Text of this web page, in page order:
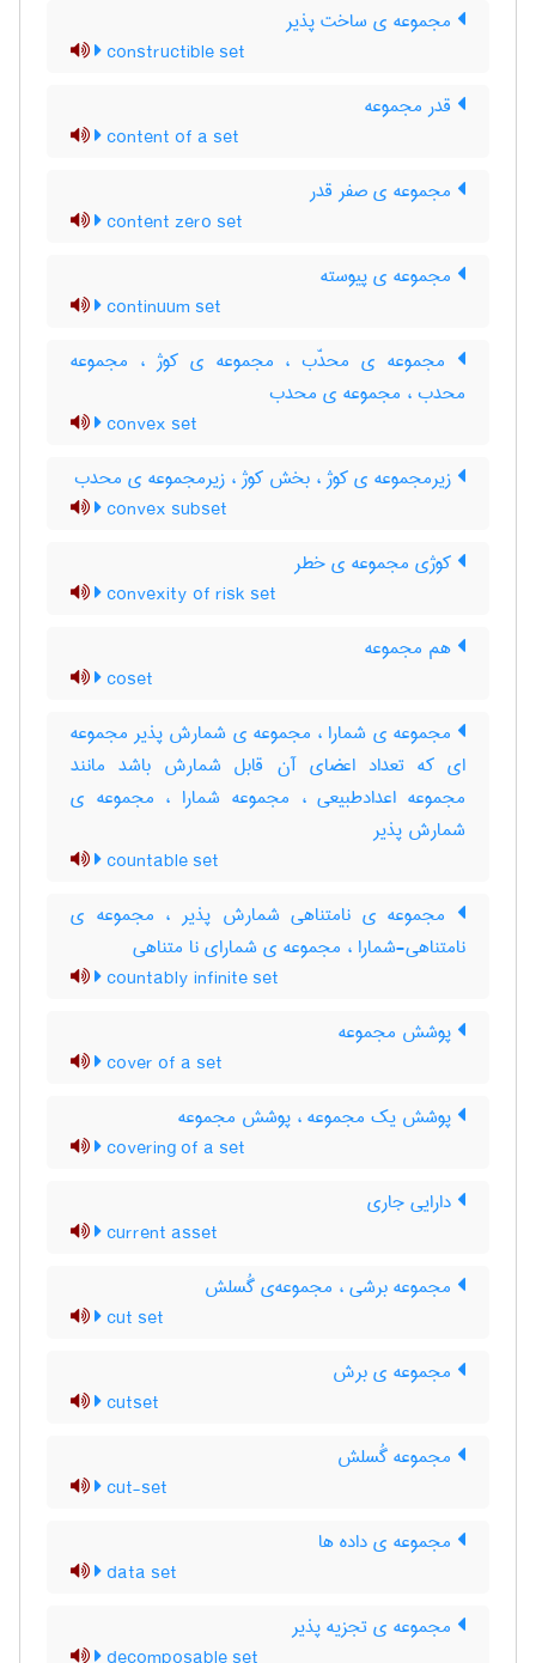
مجموعه ی ساخت پذیر
constructible set
قدر مجموعه
content of a set
مجموعه ی صفر قدر
content zero set
مجموعه ی پیوسته
continuum set
مجموعه ی محدّب ، مجموعه ی کوژ ، مجموعه
محدب ، مجموعه ی محدب
convex set
زیرمجموعه ی کوژ ، بخش کوژ ، زیرمجموعه ی محدب
convex subset
کوژی مجموعه ی خطر
convexity of risk set
هم مجموعه
coset
مجموعه ی شمارا ، مجموعه ی شمارش پذیر مجموعه
ای که تعداد اعضای آن قابل شمارش باشد مانند
مجموعه اعدادطبیعی ، مجموعه شمارا ، مجموعه ی
شمارش پذیر
countable set
مجموعه ی نامتناهی شمارش پذیر ، مجموعه ی
نامتناهی-شمارا ، مجموعه ی شمارای نا متناهی
countably infinite set
پوشش مجموعه
cover of a set
پوشش یک مجموعه ، پوشش مجموعه
covering of a set
دارایی جاری
current asset
مجموعه برشی ، مجموعه‌ی گُسلش
cut set
مجموعه ی برش
cutset
مجموعه گُسلش
cut-set
مجموعه ی داده ها
data set
مجموعه ی تجزیه پذیر